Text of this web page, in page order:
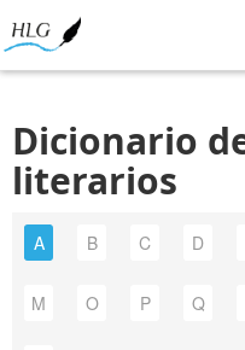
Dicionario
literarios
A B C D
M O P Q